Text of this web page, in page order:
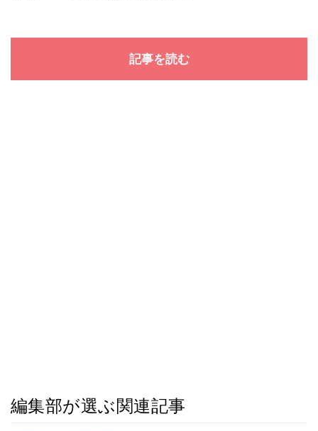
記事を読む
編集部が選ぶ関連記事